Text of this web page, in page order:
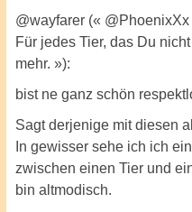
@wayfarer («
Für jedes Tier, das Du
mehr. »):
bist ne ganz schön
Sagt derjenige mit diesen
In gewisser sehe ich ich
zwischen einen Tier und
bin altmodisch.